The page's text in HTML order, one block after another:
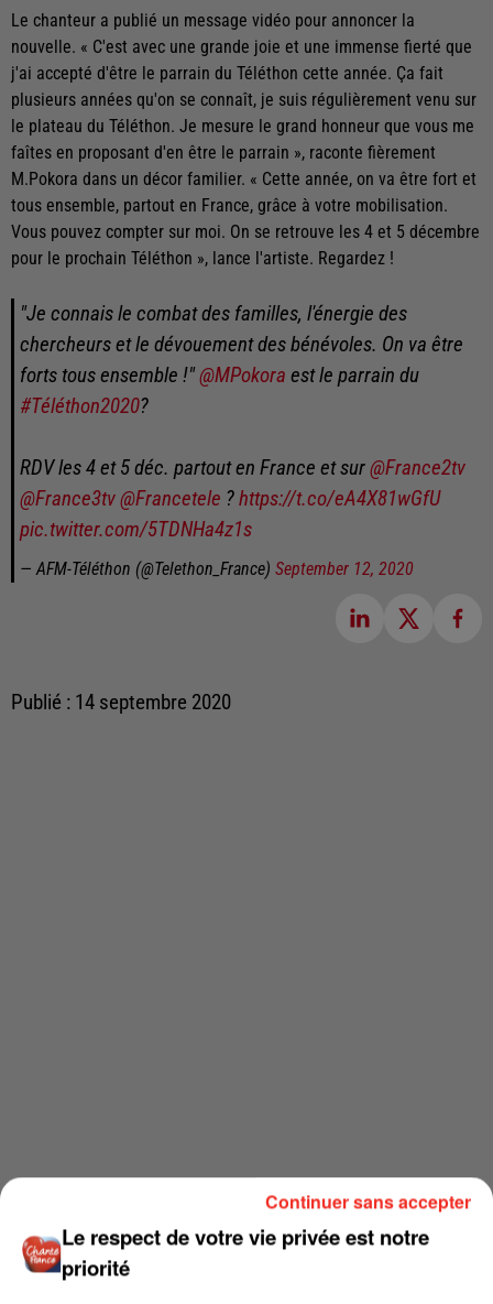
Le chanteur a publié un message vidéo pour annoncer la
nouvelle. « C'est avec une grande joie et une immense fierté que
j'ai accepté d'être le parrain du Téléthon cette année. Ça fait
plusieurs années qu'on se connaît, je suis régulièrement venu sur
le plateau du Téléthon. Je mesure le grand honneur que vous me
faîtes en proposant d'en être le parrain », raconte fièrement
M.Pokora dans un décor familier. « Cette année, on va être fort et
tous ensemble, partout en France, grâce à votre mobilisation.
Vous pouvez compter sur moi. On se retrouve les 4 et 5 décembre
pour le prochain Téléthon », lance l'artiste. Regardez !
"Je connais le combat des familles, l'énergie des
chercheurs et le dévouement des bénévoles. On va être
forts tous ensemble !"@MPokora est le parrain du
#Téléthon2020?
RDV les 4 et 5 déc. partout en France et sur@France2tv
@France3tv@Francetele ?https://t.co/eA4X81wGfU
pic.twitter.com/5TDNHa4z1s
— AFM-Téléthon (@Telethon_France) September 12, 2020
Publié : 14 septembre 2020
Le respect de votre vie privée est notre
priorité
Continuer sans accepter